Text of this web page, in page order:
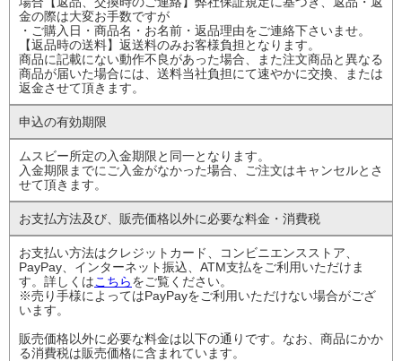
金の際は大変お手数ですが
・ご購入日・商品名・お名前・返品理由をご連絡下さいませ。
【返品時の送料】返送料のみお客様負担となります。
商品に記載にない動作不良があった場合、また注文商品と異なる
商品が届いた場合には、送料当社負担にて速やかに交換、または
返金させて頂きます。
申込の有効期限
ムスビー所定の入金期限と同一となります。
入金期限までにご入金がなかった場合、ご注文はキャンセルとさ
せて頂きます。
お支払方法及び、 販売価格以外に必要な料金・消費税
お支払い方法はクレジットカード、コンビニエンスストア、
PayPay、インターネット振込、ATM支払をご利用いただけま
す。詳しくはこちらをご覧ください。
※売り手様によってはPayPayをご利用いただけない場合がござ
います。
販売価格以外に必要な料金は以下の通りです。なお、商品にかか
る消費税は販売価格に含まれています。